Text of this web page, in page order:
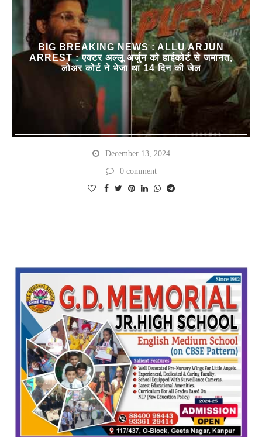
BIG BREAKING NEWS : ALLU ARJUN
ARREST : एक्टर अल्लू अर्जुन को हाईकोर्ट से जमानत,
लोअर कोर्ट ने भेजा था 14 दिन की जेल
December 13, 2024
0 comment